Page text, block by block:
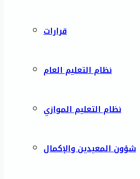
قرارات
نظام التعليم العام
نظام التعليم الموازي
شؤون المعيدين والإكمال